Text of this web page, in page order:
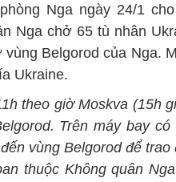
Nga ngày 24/1
Nga chở 65 tù nhân
Belgorod của Nga.
Ukraine.
theo giờ Moskva (15h
Trên máy bay
vùng Belgorod để
thuộc Không quân